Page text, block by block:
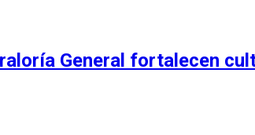
General fortalecen